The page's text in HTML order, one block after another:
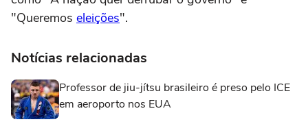
"Queremos eleições".
Notícias relacionadas
Professor de jiu-jítsu brasileiro é preso pelo ICE
em aeroporto nos EUA